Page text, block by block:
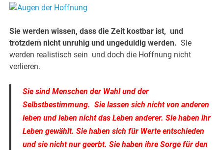
Sie werden wissen, dass die Zeit kostbar ist, und
trotzdem nicht unruhig und ungeduldig werden. Sie
werden realistisch sein und doch die Hoffnung nicht
verlieren.
Sie sind Menschen der Wahl und der
Selbstbestimmung. Sie lassen sich nicht von anderen
leben und leben nicht das Leben anderer. Sie haben ihr
Leben gewählt. Sie haben sich für Werte entschieden
und sie nicht nur geerbt. Sie haben ihre Sorge für den